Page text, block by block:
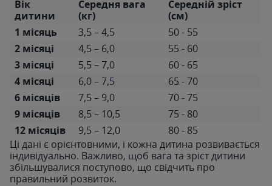
Вік
дитини
Середня вага
(кг)
Середній зріст
(см)
1 місяць
3,5 – 4,5
50 - 55
2 місяці
4,5 – 6,0
55 - 60
3 місяці
5,5 – 7,0
60 - 65
4 місяці
6,0 – 7,5
65 - 70
6 місяців
7,5 – 9,0
70 - 75
9 місяців
8,5 – 10,5
75 - 80
12 місяців
9,5 – 12,0
80 - 85
Ці дані є орієнтовними, і кожна дитина розвивається
індивідуально. Важливо, щоб вага та зріст дитини
збільшувалися поступово, що свідчить про
правильний розвиток.